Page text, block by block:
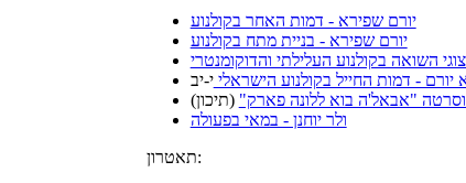
יורם שפירא - דמות האחר בקולנוע
יורם שפירא - בניית מתח בקולנוע
השואה בקולנוע העלילתי והדוקומנטרי
יורם - דמות החייל בקולנוע הישראליי-יב
וסרטה "אבאל'ה בוא ללונה פארק" (תיכון)
ולר יוחנן - במאי בפעולה
תאטרון: